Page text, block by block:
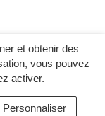
et obtenir des
vous pouvez
activer.
Personnaliser